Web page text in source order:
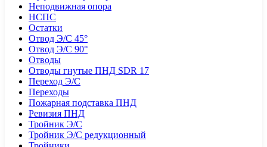
Неподвижная опора
НСПС
Остатки
Отвод Э/С 45°
Отвод Э/С 90°
Отводы
Отводы гнутые ПНД SDR 17
Переход Э/С
Переходы
Пожарная подставка ПНД
Ревизия ПНД
Тройник Э/С
Тройник Э/С редукционный